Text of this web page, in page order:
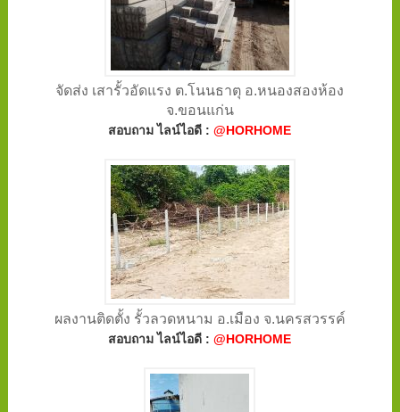
จัดส่ง เสารั้วอัดแรง ต.โนนธาตุ อ.หนองสองห้อง
จ.ขอนแก่น
สอบถาม ไลน์ไอดี :@HORHOME
ผลงานติดตั้ง รั้วลวดหนาม อ.เมือง จ.นครสวรรค์
สอบถาม ไลน์ไอดี :@HORHOME